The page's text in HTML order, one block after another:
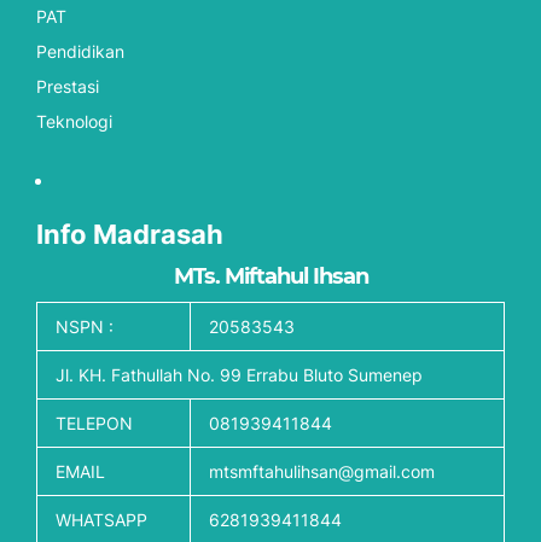
PAT
Pendidikan
Prestasi
Teknologi
Info Madrasah
MTs. Miftahul Ihsan
NSPN : 20583543
Jl. KH. Fathullah No. 99 Errabu Bluto Sumenep
TELEPON 081939411844
EMAIL mtsmftahulihsan@gmail.com
WHATSAPP 6281939411844